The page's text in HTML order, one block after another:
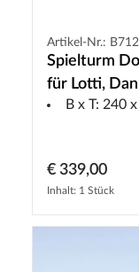
Artikel-Nr.:
Spielturm
für Lotti,
B x T: 240
€ 339,00
Inhalt: 1 Stück